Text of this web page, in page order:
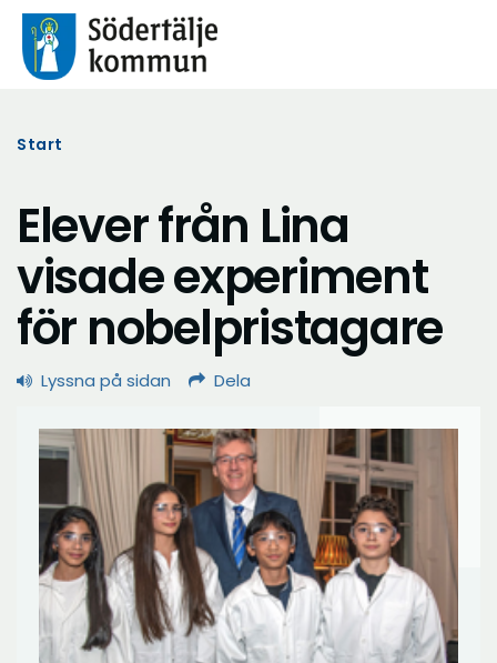
Start
Elever från Lina
visade experiment
för nobelpristagare
Lyssna på sidan Dela